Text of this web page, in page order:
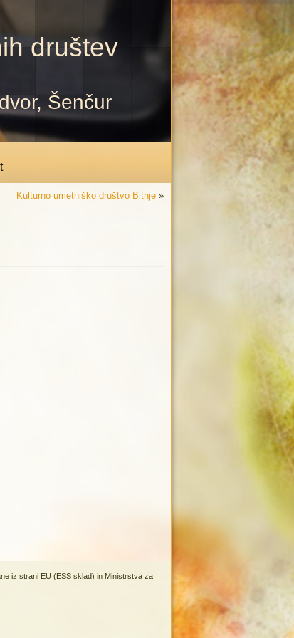
društev
Šenčur
Kulturno umetniško društvo Bitnje »
iz strani EU (ESS sklad) in Ministrstva za